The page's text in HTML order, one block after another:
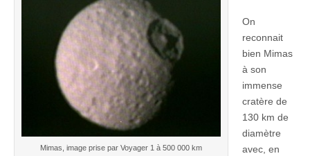
Mimas, image prise par Voyager 1 à 500 000 km
On
reconnait
bien Mimas
à son
immense
cratère de
130 km de
diamètre
avec, en